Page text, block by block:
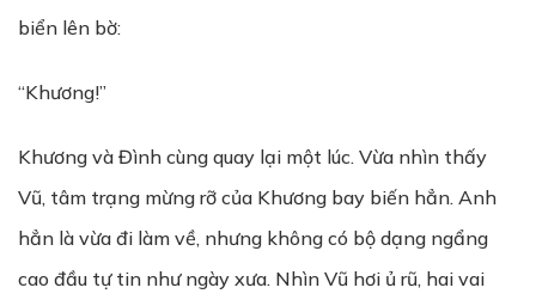
biển lên bờ:
“Khương!”
Khương và Đình cùng quay lại một lúc. Vừa nhìn thấy
Vũ, tâm trạng mừng rỡ của Khương bay biến hẳn. Anh
hẳn là vừa đi làm về, nhưng không có bộ dạng ngẩng
cao đầu tự tin như ngày xưa. Nhìn Vũ hơi ủ rũ, hai vai